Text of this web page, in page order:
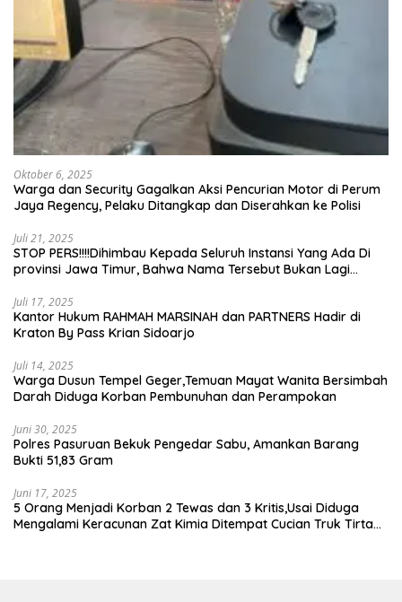
Oktober 6, 2025
Warga dan Security Gagalkan Aksi Pencurian Motor di Perum
Jaya Regency, Pelaku Ditangkap dan Diserahkan ke Polisi
Juli 21, 2025
STOP PERS!!!!Dihimbau Kepada Seluruh Instansi Yang Ada Di
provinsi Jawa Timur, Bahwa Nama Tersebut Bukan Lagi
Juli 17, 2025
Kantor Hukum RAHMAH MARSINAH dan PARTNERS Hadir di
Kraton By Pass Krian Sidoarjo
Juli 14, 2025
Warga Dusun Tempel Geger,Temuan Mayat Wanita Bersimbah
Darah Diduga Korban Pembunuhan dan Perampokan
Juni 30, 2025
Polres Pasuruan Bekuk Pengedar Sabu, Amankan Barang
Bukti 51,83 Gram
Juni 17, 2025
5 Orang Menjadi Korban 2 Tewas dan 3 Kritis,Usai Diduga
Mengalami Keracunan Zat Kimia Ditempat Cucian Truk Tirta